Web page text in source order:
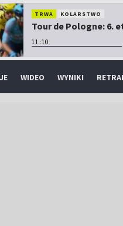
TRWA KOLARSTWO
Tour de Pologne: 6.
11:10
WIDEO WYNIKI